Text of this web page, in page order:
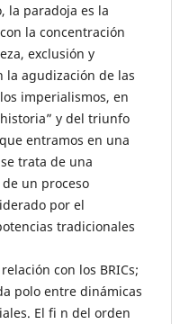
la paradoja es la
la concentración
exclusión y
la agudización de las
imperialismos, en
y del triunfo
entramos en una
trata de una
un proceso
por el
tradicionales
con los BRICs;
polo entre dinámicas
El fi n del orden